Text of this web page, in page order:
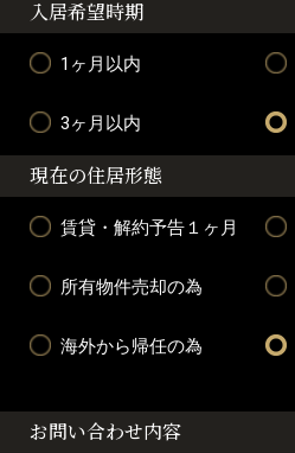
入居希望時期
1ヶ月以内
3ヶ月以内
現在の住居形態
賃貸・解約予告１ヶ月
所有物件売却の為
海外から帰任の為
お問い合わせ内容